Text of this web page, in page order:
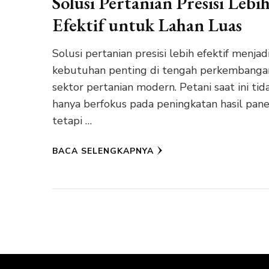
Efektif untuk Lahan Luas
Solusi pertanian presisi lebih efektif
kebutuhan penting di tengah
sektor pertanian modern. Petani saat ini
hanya berfokus pada peningkatan hasil
tetapi …
BACA SELENGKAPNYA